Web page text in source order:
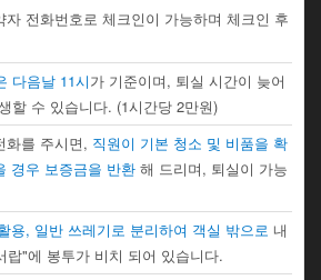
자 전화번호로 체크인이 가능하며 체크인 후
다음날 11시가 기준이며, 퇴실 시간이 늦어
할 수 있습니다. (1시간당 2만원)
화를 주시면, 직원이 기본 청소 및 비품을 확
경우 보증금을 반환해 드리며, 퇴실이 가능
용, 일반 쓰레기로 분리하여 객실 밖으로 내
랍"에 봉투가 비치 되어 있습니다.